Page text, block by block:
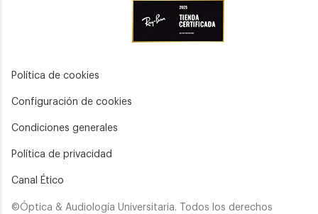
Política de cookies
Configuración de cookies
Condiciones generales
Política de privacidad
Canal Ético
©Óptica & Audiología Universitaria. Todos los derechos